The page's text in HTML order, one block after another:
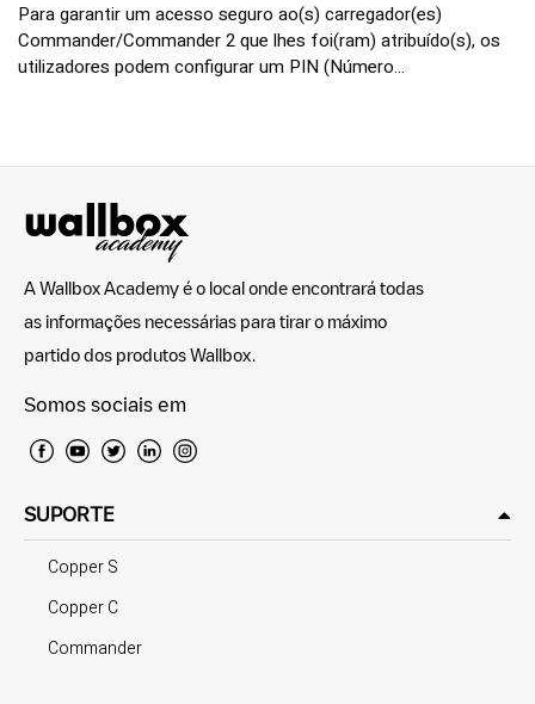
Para garantir um acesso seguro ao(s) carregador(es)
Commander/Commander 2 que lhes foi(ram) atribuído(s), os
utilizadores podem configurar um PIN (Número...
A Wallbox Academy é o local onde encontrará todas
as informações necessárias para tirar o máximo
partido dos produtos Wallbox.
Somos sociais em
SUPORTE
Copper S
Copper C
Commander